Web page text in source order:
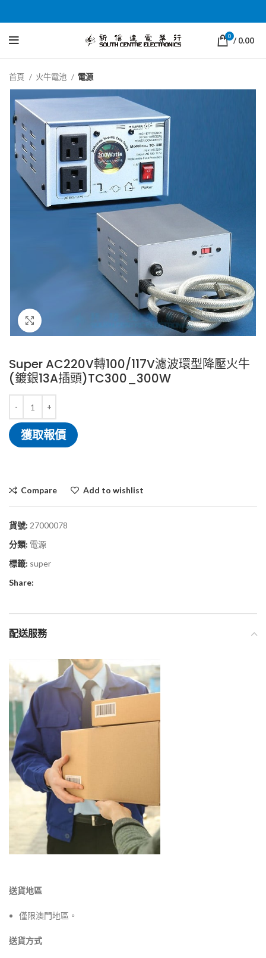
0 / 0.00
首頁 火牛電池 電源
Super AC220V轉100/117V濾波環型降壓火牛
(鍍銀13A插頭)TC300_300W
獲取報價
Compare Add to wishlist
貨號: 27000078
分類: 電源
標籤: super
Share:
配送服務
送貨地區
僅限澳門地區。
送貨方式